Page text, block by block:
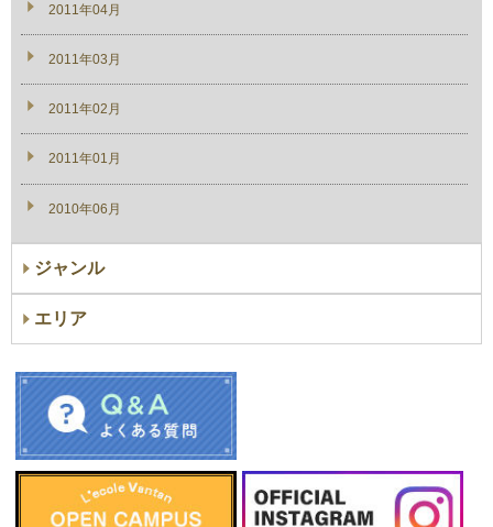
2011年04月
2011年03月
2011年02月
2011年01月
2010年06月
ジャンル
エリア